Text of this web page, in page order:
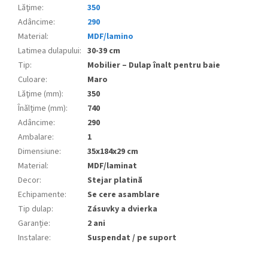
Lăţime:
350
Adâncime:
290
Material:
MDF/lamino
Latimea dulapului: 30-39 cm
Tip:
Mobilier – Dulap înalt pentru baie
Culoare:
Maro
Lăţime (mm):
350
Înălțime (mm):
740
Adâncime:
290
Ambalare:
1
Dimensiune:
35x184x29 cm
Material:
MDF/laminat
Decor:
Stejar platină
Echipamente:
Se cere asamblare
Tip dulap:
Zásuvky a dvierka
Garanție:
2 ani
Instalare: Suspendat / pe suport